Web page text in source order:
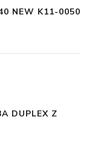
NEW K11-0050
DUPLEX Z